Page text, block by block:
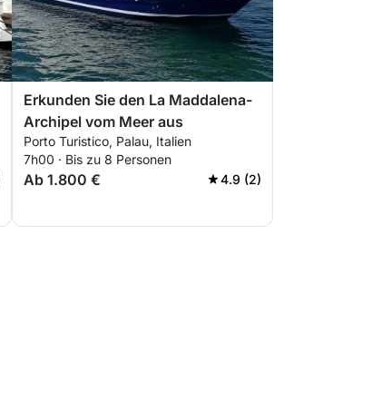
Erkunden Sie den La Maddalena-
Archipel vom Meer aus
Porto Turistico, Palau, Italien
7h00 · Bis zu 8 Personen
Ab 1.800 € 4.9 (2)